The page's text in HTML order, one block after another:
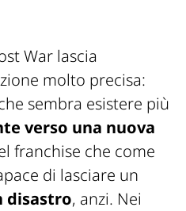
War lascia
molto precisa:
sembra esistere più
verso una nuova
franchise che come
di lasciare un
disastro, anzi. Nei